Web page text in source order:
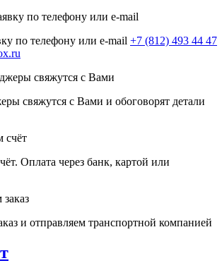
по телефону или e-mail +7 (812) 493 44 47
свяжутся с Вами и обоговорят детали
Оплата через банк, картой или
и отправляем транспортной компанией